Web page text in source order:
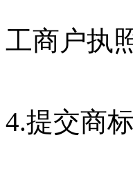
工商户执
4.提交商